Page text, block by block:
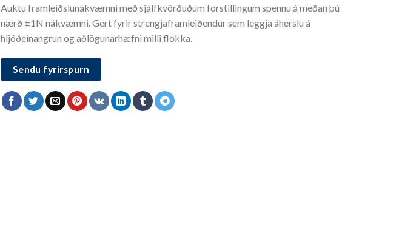
Auktu framleiðslunákvæmni með sjálfkvörðuðum forstillingum spennu á meðan þú
nærð ±1N nákvæmni. Gert fyrir strengjaframleiðendur sem leggja áherslu á
hljóðeinangrun og aðlögunarhæfni milli flokka.
Sendu fyrirspurn